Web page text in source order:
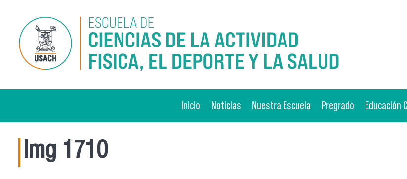
Inicio Noticias Nuestra Escuela Pregrado Educación
Img 1710